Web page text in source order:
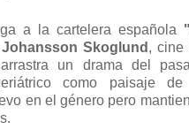
a la cartelera española
Skoglund , cine
un drama del
como paisaje
en el género pero